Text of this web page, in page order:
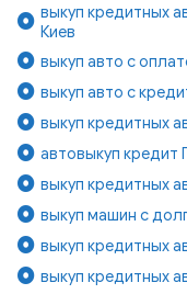
выкуп кредитных
Киев
выкуп авто с
выкуп авто с
выкуп кредитных
автовыкуп кредит
выкуп кредитных
выкуп машин с
выкуп кредитных
выкуп кредитных